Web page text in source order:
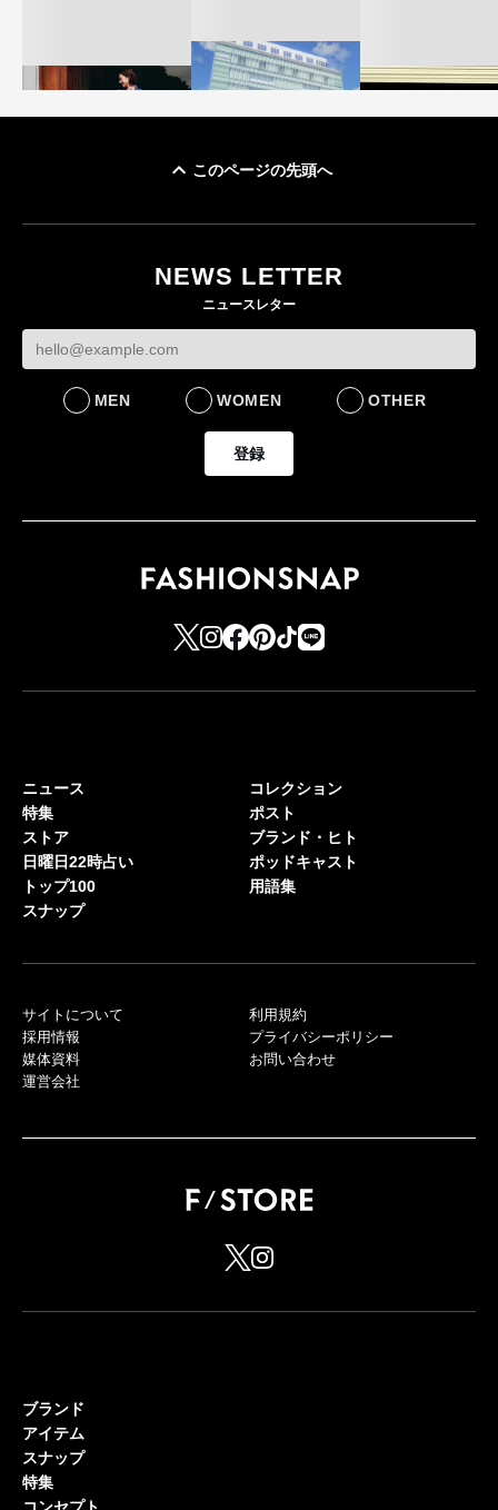
ケットなど7型を発売
FASHION
このページの先頭へ
NEWS LETTER
ニュースレター
MEN WOMEN OTHER
登録
ニュース
特集
ストア
日曜日22時占い
トップ100
スナップ
コレクション
ポスト
ブランド・ヒト
ポッドキャスト
用語集
サイトについて
採用情報
媒体資料
運営会社
利用規約
プライバシーポリシー
お問い合わせ
ブランド
アイテム
スナップ
特集
コンセプト